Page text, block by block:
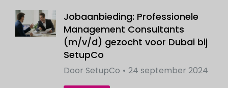
Jobaanbieding: Professionele
Management Consultants
(m/v/d) gezocht voor Dubai bij
SetupCo
Door SetupCo 24 september 2024